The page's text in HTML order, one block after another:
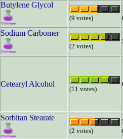
Butylene Glycol
(9 votes)
Sodium Carbomer
(2 votes)
Cetearyl Alcohol
(11 votes)
Sorbitan Stearate
(2 votes)